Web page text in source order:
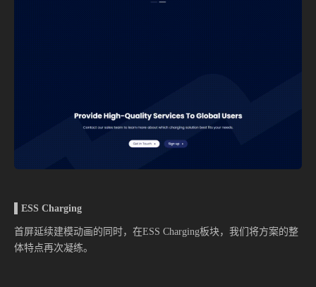
▌ESS Charging
首屏延续建模动画的同时，在ESS Charging板块，我们将方案的整
体特点再次凝练。